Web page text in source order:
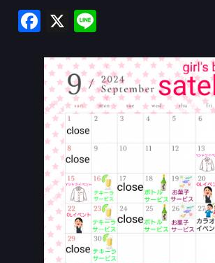
F
c
e
b
o
o
k
X
e